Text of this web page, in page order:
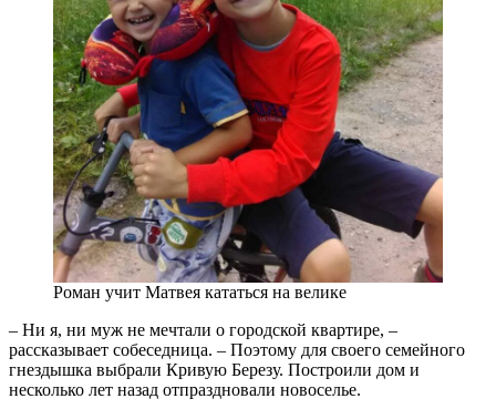
Роман учит Матвея кататься на велике
– Ни я, ни муж не мечтали о городской квартире, –
рассказывает собеседница. – Поэтому для своего семейного
гнездышка выбрали Кривую Березу. Построили дом и
несколько лет назад отпраздновали новоселье.